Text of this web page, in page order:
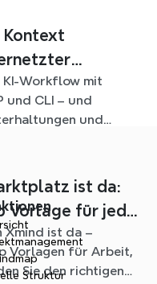
Kontext
KI-Workflow mit
und CLI – und
und
ist da:
Vorlage für jede
Xmind ist da –
Vorlagen für Arbeit,
Sie den richtigen
Struktur